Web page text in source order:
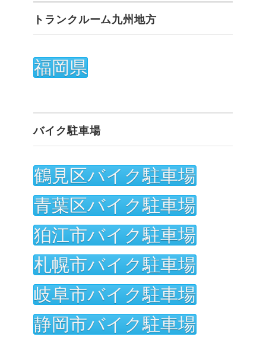
トランクルーム九州地方
福岡県
バイク駐車場
鶴見区バイク駐車場
青葉区バイク駐車場
狛江市バイク駐車場
札幌市バイク駐車場
岐阜市バイク駐車場
静岡市バイク駐車場